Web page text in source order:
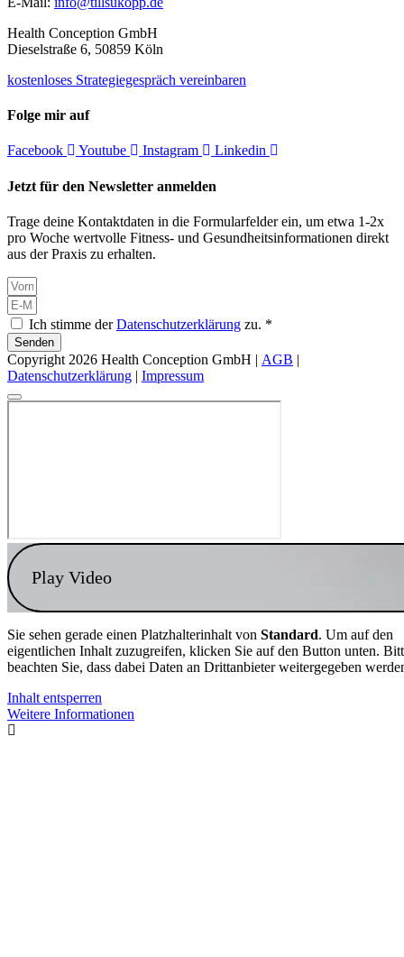
Health Conception GmbH
Dieselstraße 6, 50859 Köln
kostenloses Strategiegespräch vereinbaren
Folge mir auf
Facebook Youtube Instagram Linkedin
Jetzt für den Newsletter anmelden
Trage deine Kontaktdaten in die Formularfelder ein, um etwa 1-2x
pro Woche wertvolle Fitness- und Gesundheitsinformationen direkt
aus der Praxis zu erhalten.
Ich stimme derDatenschutzerklärung zu. *
Senden
Copyright 2026 Health Conception GmbH | AGB |
Datenschutzerklärung | Impressum
Play Video
Sie sehen gerade einen Platzhalterinhalt von Standard. Um auf den
eigentlichen Inhalt zuzugreifen, klicken Sie auf den Button unten.
beachten Sie, dass dabei Daten an Drittanbieter weitergegeben
Inhalt entsperren
Weitere Informationen